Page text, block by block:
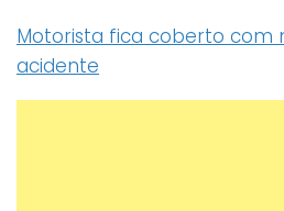
Motorista fica coberto com
acidente